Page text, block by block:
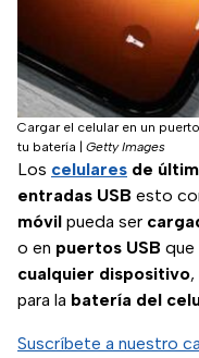
Cargar el celular en un
tu batería
Getty Images
Los celulares de
entradas USB esto
móvil pueda ser
o en puertos USB que
cualquier dispositivo
para la batería del
Suscríbete a nuestro